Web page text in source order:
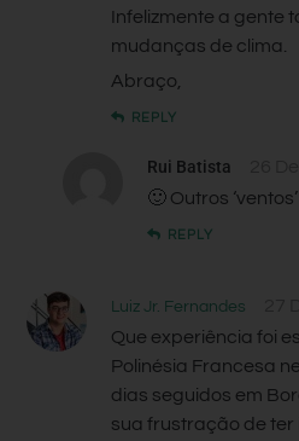
Infelizmente a gente
mudanças de clima.
Abraço,
REPLY
Rui Batista
🙂 Outros
REPLY
Luiz Jr. Fernandes
Que experiência foi
Polinésia Francesa
dias seguidos em
sua frustração de ter